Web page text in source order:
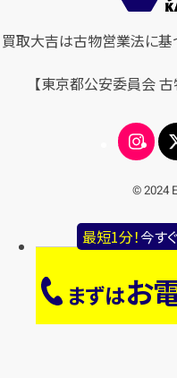
最短1分！今す
まずはお
買取大吉は古物営業法に基
【東京都公安委員会
© 2024